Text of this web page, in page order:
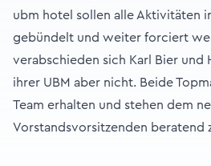
ubm hotel sollen alle Aktivitäten
gebündelt und weiter forciert
verabschieden sich Karl Bier und
ihrer UBM aber nicht. Beide
Team erhalten und stehen dem
Vorstandsvorsitzenden beratend